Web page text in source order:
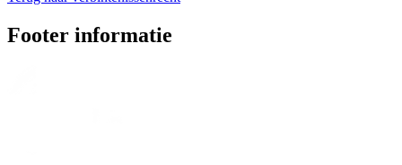
Footer informatie